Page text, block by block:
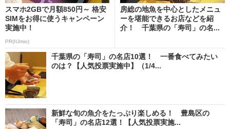
スマホ2GBで月額850円～ 格安
SIMをお得に使うキャンペーン
実施中！
PR(IIJmio)
房総の地魚を中心としたメニュ
ーを堪能できるお店などを紹
介！ 千葉県の「寿司」の名...
千葉県の「寿司」の名店10選！ 一番食べてみたい
のは？【人気投票実施中】（1/4...
新鮮な旬の魚介をたっぷり楽しめる！ 豊島区の
「寿司」の名店12選！【人気投票実施...